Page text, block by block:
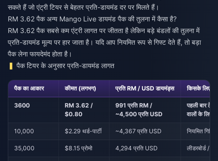
सकते हैंजो एंट्री टियर से बेहतर प्रति-डायमंड दर पर मिलते हैं।
RM 3.62 पैक अन्य Mango Live डायमंड पैक की तुलना में कैसा है?
RM 3.62 पैक सबसे कम एंट्री लागत पर जीतता है लेकिन बड़े बंडलों की तुलना में
प्रति-डायमंड मूल्य पर हार जाता है। यदि आप नियमित रूप से गिफ्ट देते हैं, तो बड़ा
पैक लेना फायदेमंद होता है।
पैक टियर के अनुसार प्रति-डायमंड लागत
पैक का आकार कीमत (लगभग) प्रति RM / USD डायमंड्स किसके लिए
3600
RM 3.62 /
$0.80
991 प्रति RM /
~4,500 प्रति USD
पहली बार
वालों के लिए
10,000 $2.29 थर्ड-पार्टी ~4,367 प्रति USD नियमित
35,000 $8.15 प्रोमो 4,294 प्रति USD लीडरबोर्ड /